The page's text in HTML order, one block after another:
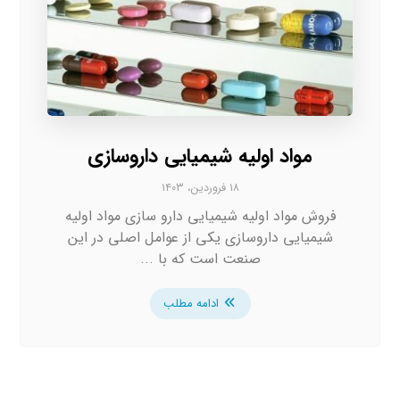
مواد اولیه شیمیایی داروسازی
۱۸ فروردین، ۱۴۰۳
فروش مواد اولیه شیمیایی دارو سازی مواد اولیه
شیمیایی داروسازی یکی از عوامل اصلی در این
صنعت است که با ...
ادامه مطلب